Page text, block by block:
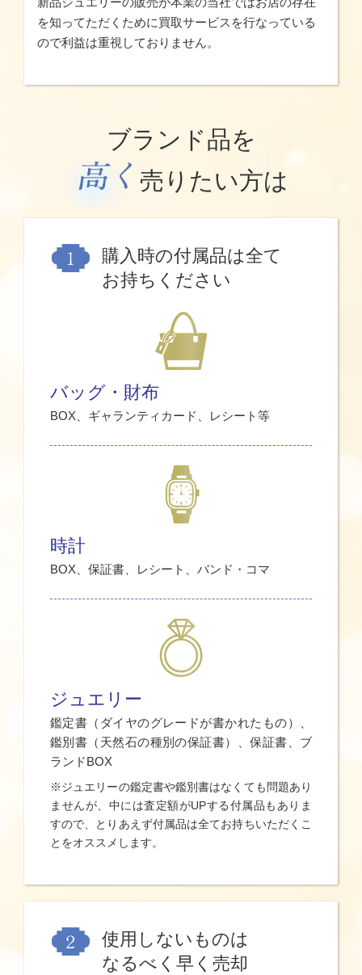
を知ってただくために買取サービスを行なっている
ので利益は重視しておりません。
ブランド品を
売りたい方は
購入時の付属品は全て
お持ちください
バッグ・財布
BOX、ギャランティカード、レシート等
時計
BOX、保証書、レシート、バンド・コマ
ジュエリー
鑑定書（ダイヤのグレードが書かれたもの）、
鑑別書（天然石の種別の保証書）、保証書、ブ
ランドBOX
※ジュエリーの鑑定書や鑑別書はなくても問題あり
ませんが、中には査定額がUPする付属品もありま
すので、とりあえず付属品は全てお持ちいただくこ
とをオススメします。
使用しないものは
なるべく早く売却